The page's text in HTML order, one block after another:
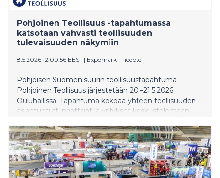
Pohjoinen Teollisuus -tapahtumassa
katsotaan vahvasti teollisuuden
tulevaisuuden näkymiin
8.5.2026 12:00:56 EEST | Expomark | Tiedote
Pohjoisen Suomen suurin teollisuustapahtuma
Pohjoinen Teollisuus järjestetään 20.–21.5.2026
Ouluhallissa. Tapahtuma kokoaa yhteen teollisuuden
asiantuntijat, päättäjät ja yritykset keskustelemaan
on ennätykselliset 380 näytteilleasettajaa, ja
tapahtuma on yksi vuoden merkittävimmistä
kohtaamispaikoista teollisuuden ammattilaisille.
Kahden päivän aikana tapahtuma tarjoaa tiiviin
katsauksen siihen, mihin suomalainen teollisuus on